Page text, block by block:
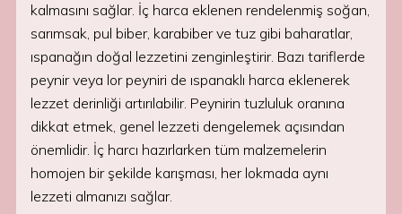
kalmasını sağlar. İç harca eklenen rendelenmiş soğan,
sarımsak, pul biber, karabiber ve tuz gibi baharatlar,
ıspanağın doğal lezzetini zenginleştirir. Bazı tariflerde
peynir veya lor peyniri de ıspanaklı harca eklenerek
lezzet derinliği artırılabilir. Peynirin tuzluluk oranına
dikkat etmek, genel lezzeti dengelemek açısından
önemlidir. İç harcı hazırlarken tüm malzemelerin
homojen bir şekilde karışması, her lokmada aynı
lezzeti almanızı sağlar.